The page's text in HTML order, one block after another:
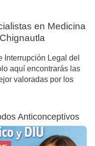
en Medicina
Interrupción Legal del
aquí encontrarás las
valoradas por los
Anticonceptivos